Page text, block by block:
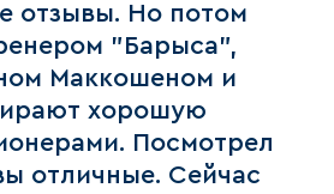
отзывы. Но потом
"Барыса",
Маккошеном и
хорошую
Посмотрел
отличные. Сейчас